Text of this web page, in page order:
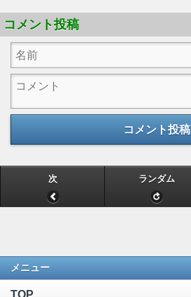
コメント投稿
コメント投稿
次 ランダム
メニュー
TOP